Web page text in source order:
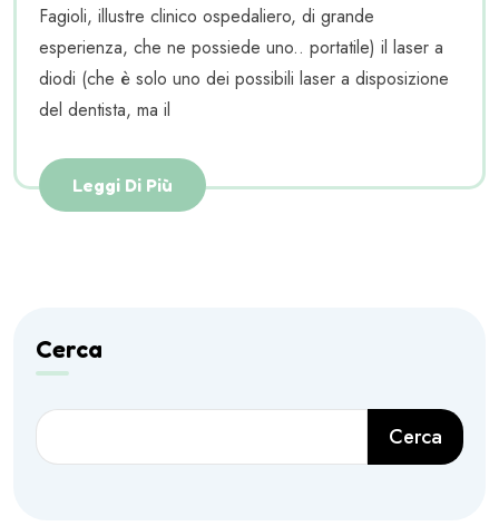
Fagioli, illustre clinico ospedaliero, di grande
esperienza, che ne possiede uno.. portatile) il laser a
diodi (che è solo uno dei possibili laser a disposizione
del dentista, ma il
Leggi Di Più
Cerca
Cerca